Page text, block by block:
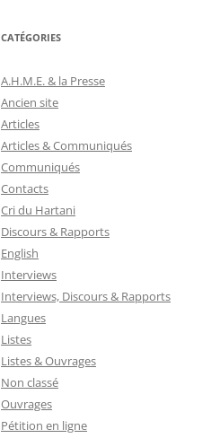
CATÉGORIES
A.H.M.E. & la Presse
Ancien site
Articles
Articles & Communiqués
Communiqués
Contacts
Cri du Hartani
Discours & Rapports
English
Interviews
Interviews, Discours & Rapports
Langues
Listes
Listes & Ouvrages
Non classé
Ouvrages
Pétition en ligne